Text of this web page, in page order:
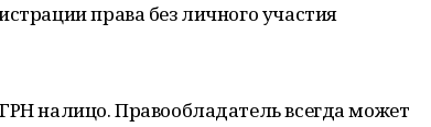
права без личного участия
налицо. Правообладатель всегда может